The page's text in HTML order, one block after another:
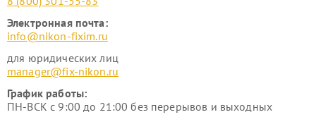
Электронная почта:
info@nikon-fixim.ru
для юридических лиц
manager@fix-nikon.ru
График работы:
ПН-ВСК с 9:00 до 21:00 без перерывов и выходных